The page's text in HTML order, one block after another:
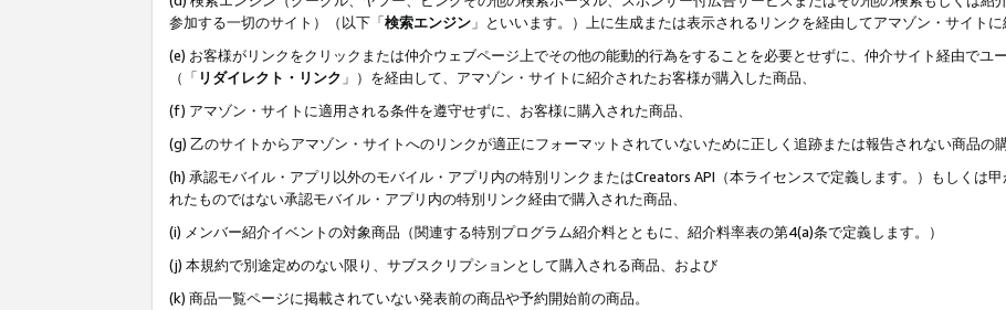
参加する一切のサイト）（以下「検索エンジン 」といいます。）上に生成または表示されるリンクを経由してアマゾン・サイトに
(e) お客様がリンクをクリックまたは仲介ウェブページ上でその他の能動的行為をすることを必要とせずに、仲介サイト経由でユ
（「 リダイレクト・リンク 」）を経由して、アマゾン・サイトに紹介されたお客様が購入した商品、
(f) アマゾン・サイトに適用される条件を遵守せずに、お客様に購入された商品、
(g) 乙のサイトからアマゾン・サイトへのリンクが適正にフォーマットされていないために正しく追跡または報告されない商品の購
(h) 承認モバイル・アプリ以外のモバイル・アプリ内の特別リンクまたはCreators API（本ライセンスで定義します。）もしくは
れたものではない承認モバイル・アプリ内の特別リンク経由で購入された商品、
(i) メンバー紹介イベントの対象商品（関連する特別プログラム紹介料とともに、紹介料率表の第4(a)条で定義します。）
(j) 本規約で別途定めのない限り、サブスクリプションとして購入される商品、および
(k) 商品一覧ページに掲載されていない発表前の商品や予約開始前の商品。